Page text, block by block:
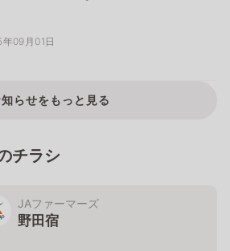
09月01日
らせをもっと見る
チラシ
JAファーマーズ
野田宿